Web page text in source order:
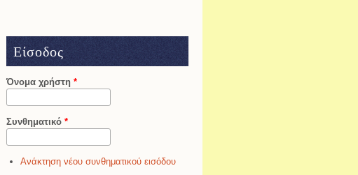
Είσοδος
Όνομα χρήστη *
Συνθηματικό *
Ανάκτηση νέου συνθηματικού εισόδου